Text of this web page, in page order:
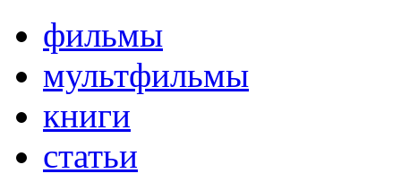
фильмы
мультфильмы
книги
статьи